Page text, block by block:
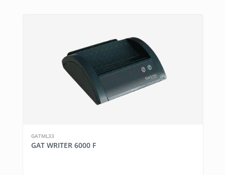
GATML33
GAT WRITER 6000 F